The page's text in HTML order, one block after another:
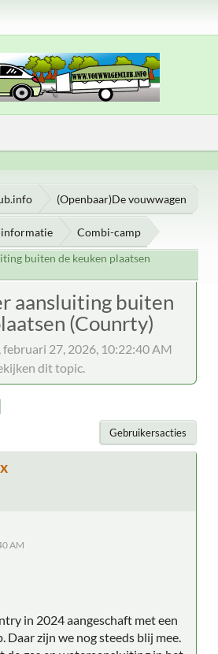
(Openbaar)De vouwwagen
informatie
Combi-camp
buiten de keuken plaatsen
aansluiting buiten
(Counrty)
februari 27, 2026, 10:22:40 AM
dit topic.
Gebruikersacties
AM
in 2024 aangeschaft met een
zijn we nog steeds blij mee.